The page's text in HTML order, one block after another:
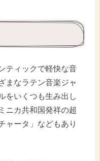
ティックで軽快な音
まなラテン音楽ジャ
をいくつも生み出し
ニカ共和国発祥の超
ャータ」などもあり